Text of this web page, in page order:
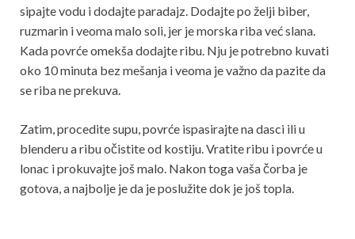
sipajte vodu i dodajte paradajz. Dodajte po želji biber,
ruzmarin i veoma malo soli, jer je morska riba već slana.
Kada povrće omekša dodajte ribu. Nju je potrebno kuvati
oko 10 minuta bez mešanja i veoma je važno da pazite da
se riba ne prekuva.
Zatim, procedite supu, povrće ispasirajte na dasci ili u
blenderu a ribu očistite od kostiju. Vratite ribu i povrće u
lonac i prokuvajte još malo. Nakon toga vaša čorba je
gotova, a najbolje je da je poslužite dok je još topla.